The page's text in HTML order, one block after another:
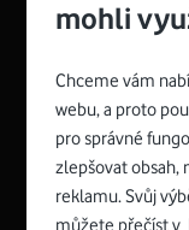
Zyxel
Rozměry
a nabízí 4
mohli
Chceme vám
webu, a proto
pro správné
zlepšovat obsah,
reklamu. Svůj
můžete přečíst v